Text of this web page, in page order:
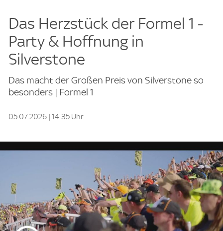
Das Herzstück der Formel 1 -
Party & Hoffnung in
Silverstone
Das macht der Großen Preis von Silverstone so
besonders | Formel 1
05.07.2026 | 14:35 Uhr